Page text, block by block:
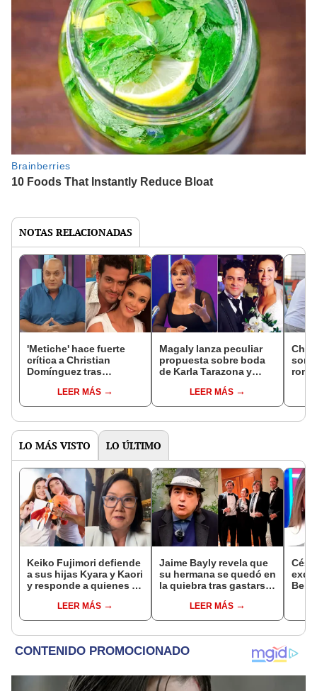
NOTAS RELACIONADAS
'Metiche' hace fuerte
crítica a Christian
Domínguez tras
Karla Tarazona: "Él se
enamora de una y de
LEER MÁS
Magaly lanza peculiar
propuesta sobre boda
de Karla Tarazona y
"Paga doble el que dice
que no va a durar"
LEER MÁS
"Así
vida"
LO MÁS VISTO LO ÚLTIMO
Keiko Fujimori defiende
a sus hijas Kyara y Kaori
y responde a quienes la
“No pueden decirme”
LEER MÁS
Jaime Bayly revela que
su hermana se quedó en
la quiebra tras gastarse
denunciarla: "Pedía
más"
LEER MÁS
la